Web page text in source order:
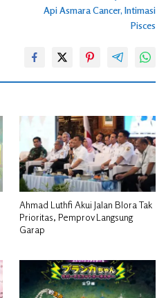
Api Asmara Cancer, Intimasi
Pisces
Ahmad Luthfi Akui Jalan Blora Tak
Prioritas, Pemprov Langsung
Garap